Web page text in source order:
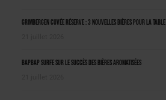
Grimbergen Cuvée Réserve : 3 nouvelles bières pour la table
BAPBAP surfe sur le succès des bières aromatisées